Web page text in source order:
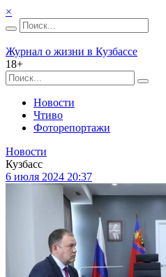
×
Журнал о жизни в Кузбассе
18+
Новости
Чтиво
Фоторепортажи
Новости
Кузбасс
6 июля 2024 20:37